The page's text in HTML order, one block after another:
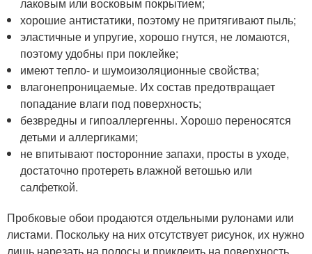
лаковым или восковым покрытием;
хорошие антистатики, поэтому не притягивают пыль;
эластичные и упругие, хорошо гнутся, не ломаются,
поэтому удобны при поклейке;
имеют тепло- и шумоизоляционные свойства;
влагонепроницаемые. Их состав предотвращает
попадание влаги под поверхность;
безвредны и гипоаллергенны. Хорошо переносятся
детьми и аллергиками;
не впитывают посторонние запахи, просты в уходе,
достаточно протереть влажной ветошью или
салфеткой.
Пробковые обои продаются отдельными рулонами или
листами. Поскольку на них отсутствует рисунок, их нужно